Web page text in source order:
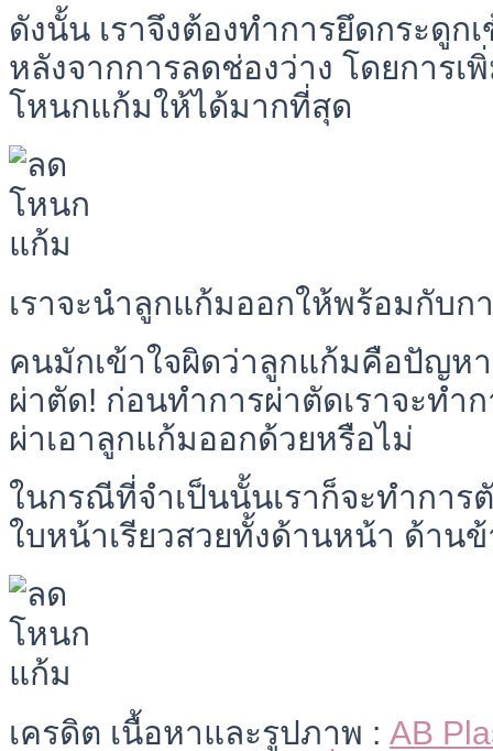
ดังนั้น เราจึงต้องทำการยึดกระดูก
หลังจากการลดช่องว่าง โดยการ
โหนกแก้มให้ได้มากที่สุด
เราจะนำลูกแก้มออกให้พร้อมกับ
คนมักเข้าใจผิดว่าลูกแก้มคือปัญห
ผ่าตัด! ก่อนทำการผ่าตัดเราจะทำ
ผ่าเอาลูกแก้มออกด้วยหรือไม่
ในกรณีที่จำเป็นนั้นเราก็จะทำการ
ใบหน้าเรียวสวยทั้งด้านหน้า ด้าน
เครดิต เนื้อหาและรูปภาพ : AB